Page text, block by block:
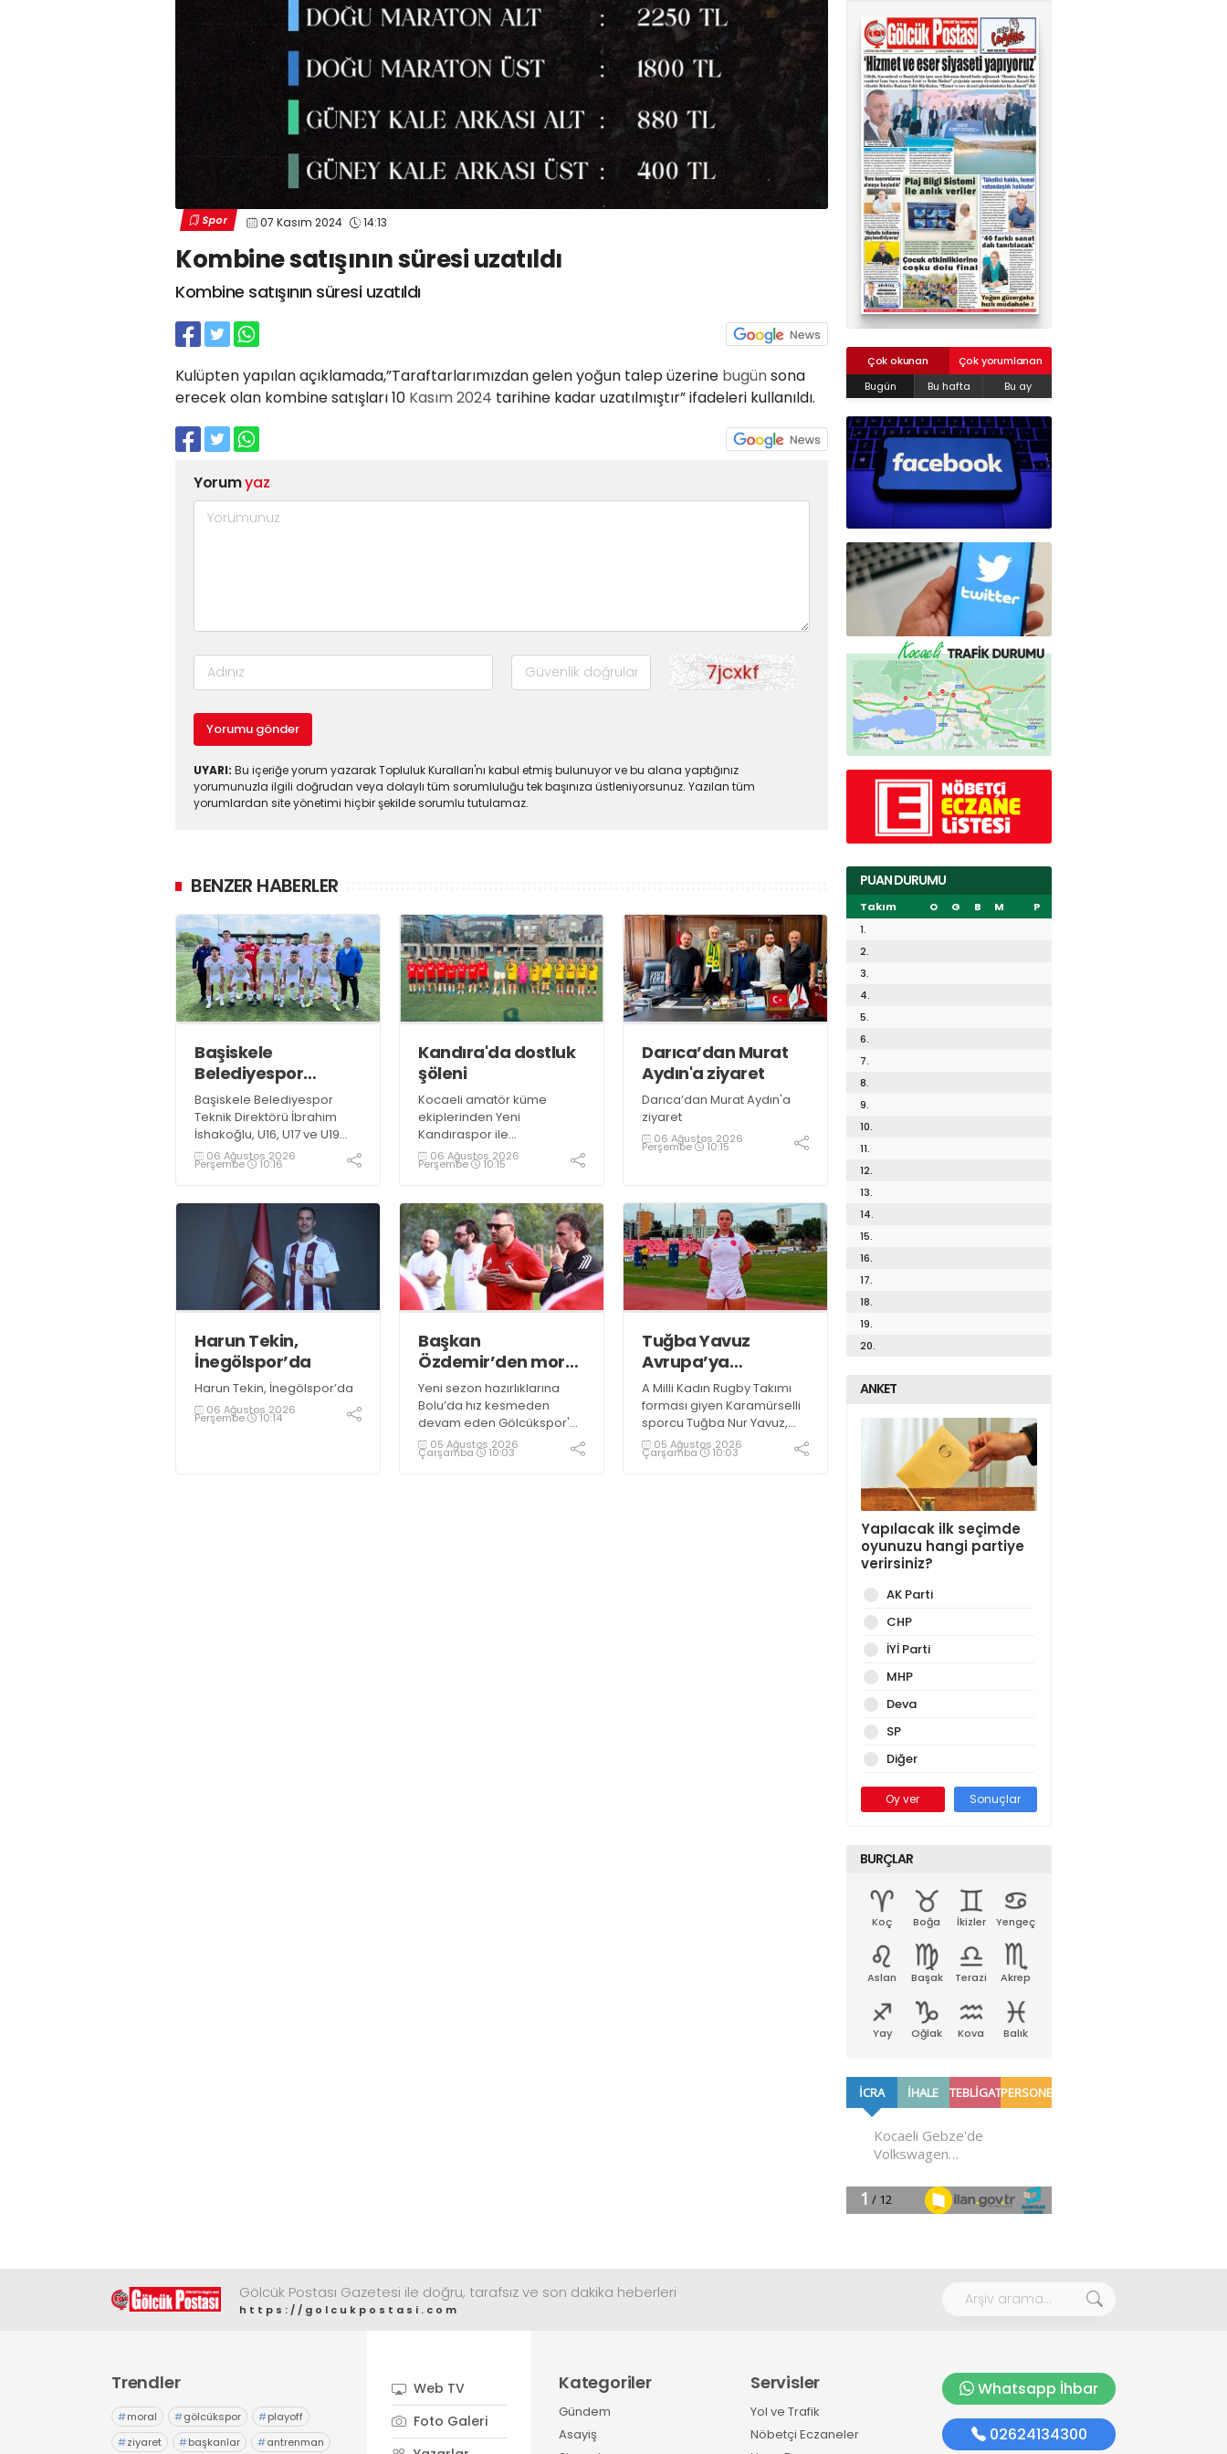
Spor 07 Kasım 2024 14:13
Kombine satışının süresi uzatıldı
Kombine satışının süresi uzatıldı
Kulüpten yapılan açıklamada,”Taraftarlarımızdan gelen yoğun talep üzerine bugünsona
erecek olan kombine satışları 10 Kasım2024 tarihine kadar uzatılmıştır” ifadeleri kullanıldı.
Yorumyaz
Yorumu gönder
UYARI: Bu içeriğe yorum yazarak Topluluk Kuralları'nı kabul etmiş bulunuyor ve bu alana yaptığınız
yorumunuzla ilgili doğrudan veya dolaylı tüm sorumluluğu tek başınıza üstleniyorsunuz. Yazılan tüm
yorumlardan site yönetimi hiçbir şekilde sorumlu tutulamaz.
BENZER HABERLER
Başiskele
Belediyespor
Gelişim Ligi’ne hazır
Başiskele Belediyespor
Teknik Direktörü İbrahim
İshakoğlu, U16, U17 ve U19
takımlarının mücadele
edeceği Gelişim Ligi
bulundu. Genç oyuncuların
gelişimine dikkat çeken
İshakoğlu, hedeflerinin
sadece sonuç almak değil,
Türk futboluna örnek
sporcular kazandırmak
olduğunu söyledi
06 Ağustos 2026
Perşembe 10:16
Kandıra'da dostluk
şöleni
Kocaeli amatör küme
ekiplerinden Yeni
Kandıraspor ile
Bekirderespor'un U10, U11 ve
U12 yaş kategorilerindeki
maçında karşılaştı. Yaklaşık
100 genç futbolcunun ter
döktüğü maçların ardından
sporculara Kandıra'nın
yöresel lezzeti mancarlı
pide ve karpuz ikram edildi
06 Ağustos 2026
Perşembe 10:15
Darıca’dan Murat
Aydın'a ziyaret
Darıca’dan Murat Aydın'a
ziyaret
06 Ağustos 2026
Perşembe 10:15
Harun Tekin,
İnegölspor’da
Harun Tekin, İnegölspor’da
06 Ağustos 2026
Perşembe 10:14
Başkan
Özdemir’den moral
ziyareti
Yeni sezon hazırlıklarına
Bolu’da hız kesmeden
devam eden Gölcükspor'a,
Kulüp Başkanı Kadir
Özdemir ve Başkan
05 Ağustos 2026
Çarşamba 10:03
Tuğba Yavuz
Avrupa’ya
hazırlanıyor
A Milli Kadın Rugby Takımı
forması giyen Karamürselli
sporcu Tuğba Nur Yavuz,
Hamburg ve Split'teki
Championship Serisi’nde
05 Ağustos 2026
Çarşamba 10:03
Çok okunan
Çok yorumlanan
Bugün
Bu hafta Bu ay
PUAN DURUMU
Takım O G B M
P
1.
2.
3.
4.
5.
6.
7.
8.
9.
10.
11.
12.
13.
14.
15.
16.
17.
18.
19.
20.
ANKET
Yapılacak ilk seçimde
oyunuzu hangi partiye
verirsiniz?
AK Parti
CHP
İYİ Parti
MHP
Deva
SP
Diğer
Oy ver Sonuçlar
BURÇLAR
Koç Boğa İkizler Yengeç
Aslan Başak Terazi Akrep
Yay Oğlak Kova Balık
Gölcük Postası Gazetesi ile doğru, tarafsız ve son dakika heberleri
https://golcukpostasi.com
Trendler
#moral #gölcükspor #playoff
#ziyaret #başkanlar #antrenman
Web TV
Foto Galeri
Kategoriler
Gündem
Asayiş
Servisler
Yol ve Trafik
Nöbetçi Eczaneler
Whatsapp İhbar
02624134300
02624132333
haber@golcukpostasi.com